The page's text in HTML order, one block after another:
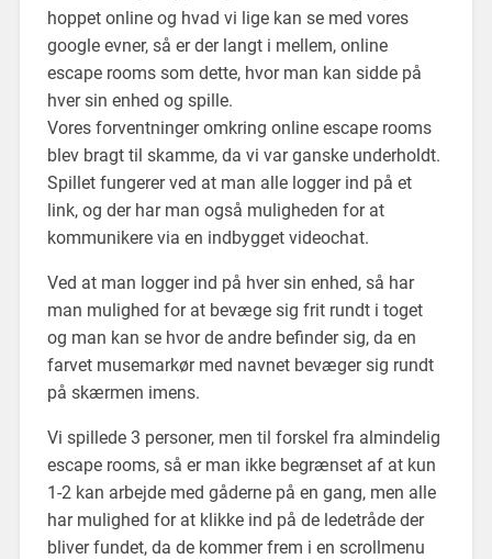
hoppet online og hvad vi lige kan se med vores
google evner, så er der langt i mellem, online
escape rooms som dette, hvor man kan sidde på
hver sin enhed og spille.
Vores forventninger omkring online escape rooms
blev bragt til skamme, da vi var ganske underholdt.
Spillet fungerer ved at man alle logger ind på et
link, og der har man også muligheden for at
kommunikere via en indbygget videochat.
Ved at man logger ind på hver sin enhed, så har
man mulighed for at bevæge sig frit rundt i toget
og man kan se hvor de andre befinder sig, da en
farvet musemarkør med navnet bevæger sig rundt
på skærmen imens.
Vi spillede 3 personer, men til forskel fra almindelig
escape rooms, så er man ikke begrænset af at kun
1-2 kan arbejde med gåderne på en gang, men alle
har mulighed for at klikke ind på de ledetråde der
bliver fundet, da de kommer frem i en scrollmenu